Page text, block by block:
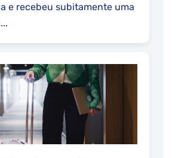
e recebeu subitamente uma